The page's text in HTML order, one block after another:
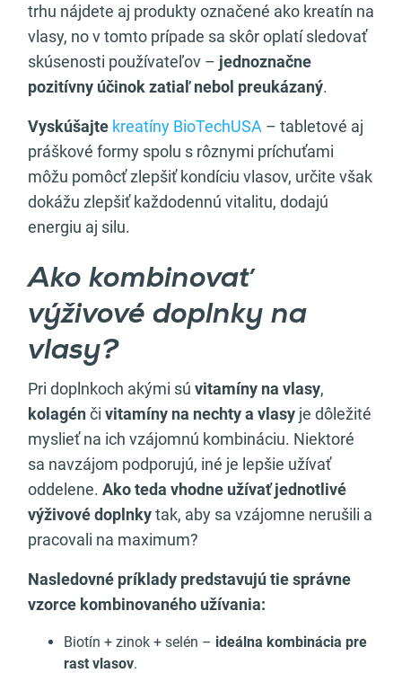
trhu nájdete aj produkty označené ako kreatín na
vlasy, no v tomto prípade sa skôr oplatí sledovať
skúsenosti používateľov – jednoznačne
pozitívny účinok zatiaľ nebol preukázaný.
Vyskúšajte kreatíny BioTechUSA – tabletové aj
práškové formy spolu s rôznymi príchuťami
môžu pomôcť zlepšiť kondíciu vlasov, určite však
dokážu zlepšiť každodennú vitalitu, dodajú
energiu aj silu.
Ako kombinovať
výživové doplnky na
vlasy?
Pri doplnkoch akými sú vitamíny na vlasy,
kolagénči vitamíny na nechty a vlasy je dôležité
myslieť na ich vzájomnú kombináciu. Niektoré
sa navzájom podporujú, iné je lepšie užívať
oddelene. Ako teda vhodne užívať jednotlivé
výživové doplnkytak, aby sa vzájomne nerušili a
pracovali na maximum?
Nasledovné príklady predstavujú tie správne
vzorce kombinovaného užívania:
Biotín + zinok + selén – ideálna kombinácia pre
rast vlasov.